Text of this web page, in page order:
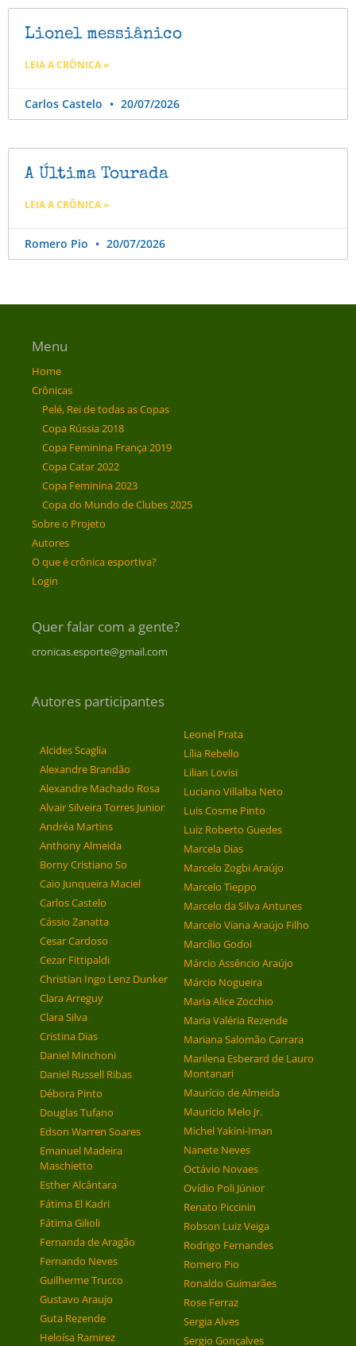
Lionel messiânico
LEIA A CRÔNICA »
Carlos Castelo 20/07/2026
A Última Tourada
LEIA A CRÔNICA »
Romero Pio 20/07/2026
Menu
Home
Crônicas
Pelé, Rei de todas as Copas
Copa Rússia 2018
Copa Feminina França 2019
Copa Catar 2022
Copa Feminina 2023
Copa do Mundo de Clubes 2025
Sobre o Projeto
Autores
O que é crônica esportiva?
Login
Quer falar com a gente?
cronicas.esporte@gmail.com
Autores participantes
Alcides Scaglia
Alexandre Brandão
Alexandre Machado Rosa
Alvair Silveira Torres Junior
Andréa Martins
Anthony Almeida
Borny Cristiano So
Caio Junqueira Maciel
Carlos Castelo
Cássio Zanatta
Cesar Cardoso
Cezar Fittipaldi
Christian Ingo Lenz Dunker
Clara Arreguy
Clara Silva
Cristina Dias
Daniel Minchoni
Daniel Russell Ribas
Débora Pinto
Douglas Tufano
Edson Warren Soares
Emanuel Madeira
Maschietto
Esther Alcântara
Fátima El Kadri
Fátima Gilioli
Fernanda de Aragão
Fernando Neves
Guilherme Trucco
Gustavo Araujo
Guta Rezende
Heloísa Ramirez
Leonel Prata
Lília Rebello
Lilian Lovisi
Luciano Villalba Neto
Luis Cosme Pinto
Luiz Roberto Guedes
Marcela Dias
Marcelo Zogbi Araújo
Marcelo Tieppo
Marcelo da Silva Antunes
Marcelo Viana Araújo Filho
Marcílio Godoi
Márcio Assêncio Araújo
Márcio Nogueira
Maria Alice Zocchio
Maria Valéria Rezende
Mariana Salomão Carrara
Marilena Esberard de Lauro
Montanari
Maurício de Almeida
Maurício Melo Jr.
Michel Yakini-Iman
Nanete Neves
Octávio Novaes
Ovídio Poli Júnior
Renato Piccinin
Robson Luiz Veiga
Rodrigo Fernandes
Romero Pio
Ronaldo Guimarães
Rose Ferraz
Sergia Alves
Sergio Gonçalves